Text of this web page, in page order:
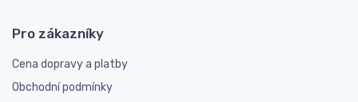
Pro zákazníky
Cena dopravy a platby
Obchodní podmínky